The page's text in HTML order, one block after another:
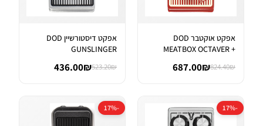
אפקט אוקטבר DOD
MEATBOX OCTAVER +
824.40₪
687.00₪
אפקט דיסטורשיין DOD
GUNSLINGER
523.20₪
436.00₪
-17%
-17%